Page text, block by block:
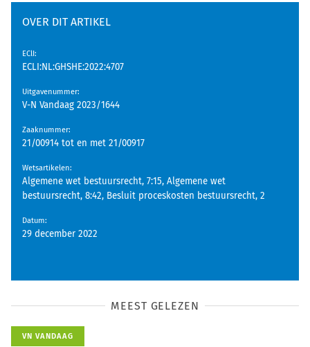
OVER DIT ARTIKEL
EClI:
ECLI:NL:GHSHE:2022:4707
Uitgavenummer:
V-N Vandaag 2023/1644
Zaaknummer:
21/00914 tot en met 21/00917
Wetsartikelen:
Algemene wet bestuursrecht, 7:15, Algemene wet
bestuursrecht, 8:42, Besluit proceskosten bestuursrecht, 2
Datum:
29 december 2022
MEEST GELEZEN
VN VANDAAG